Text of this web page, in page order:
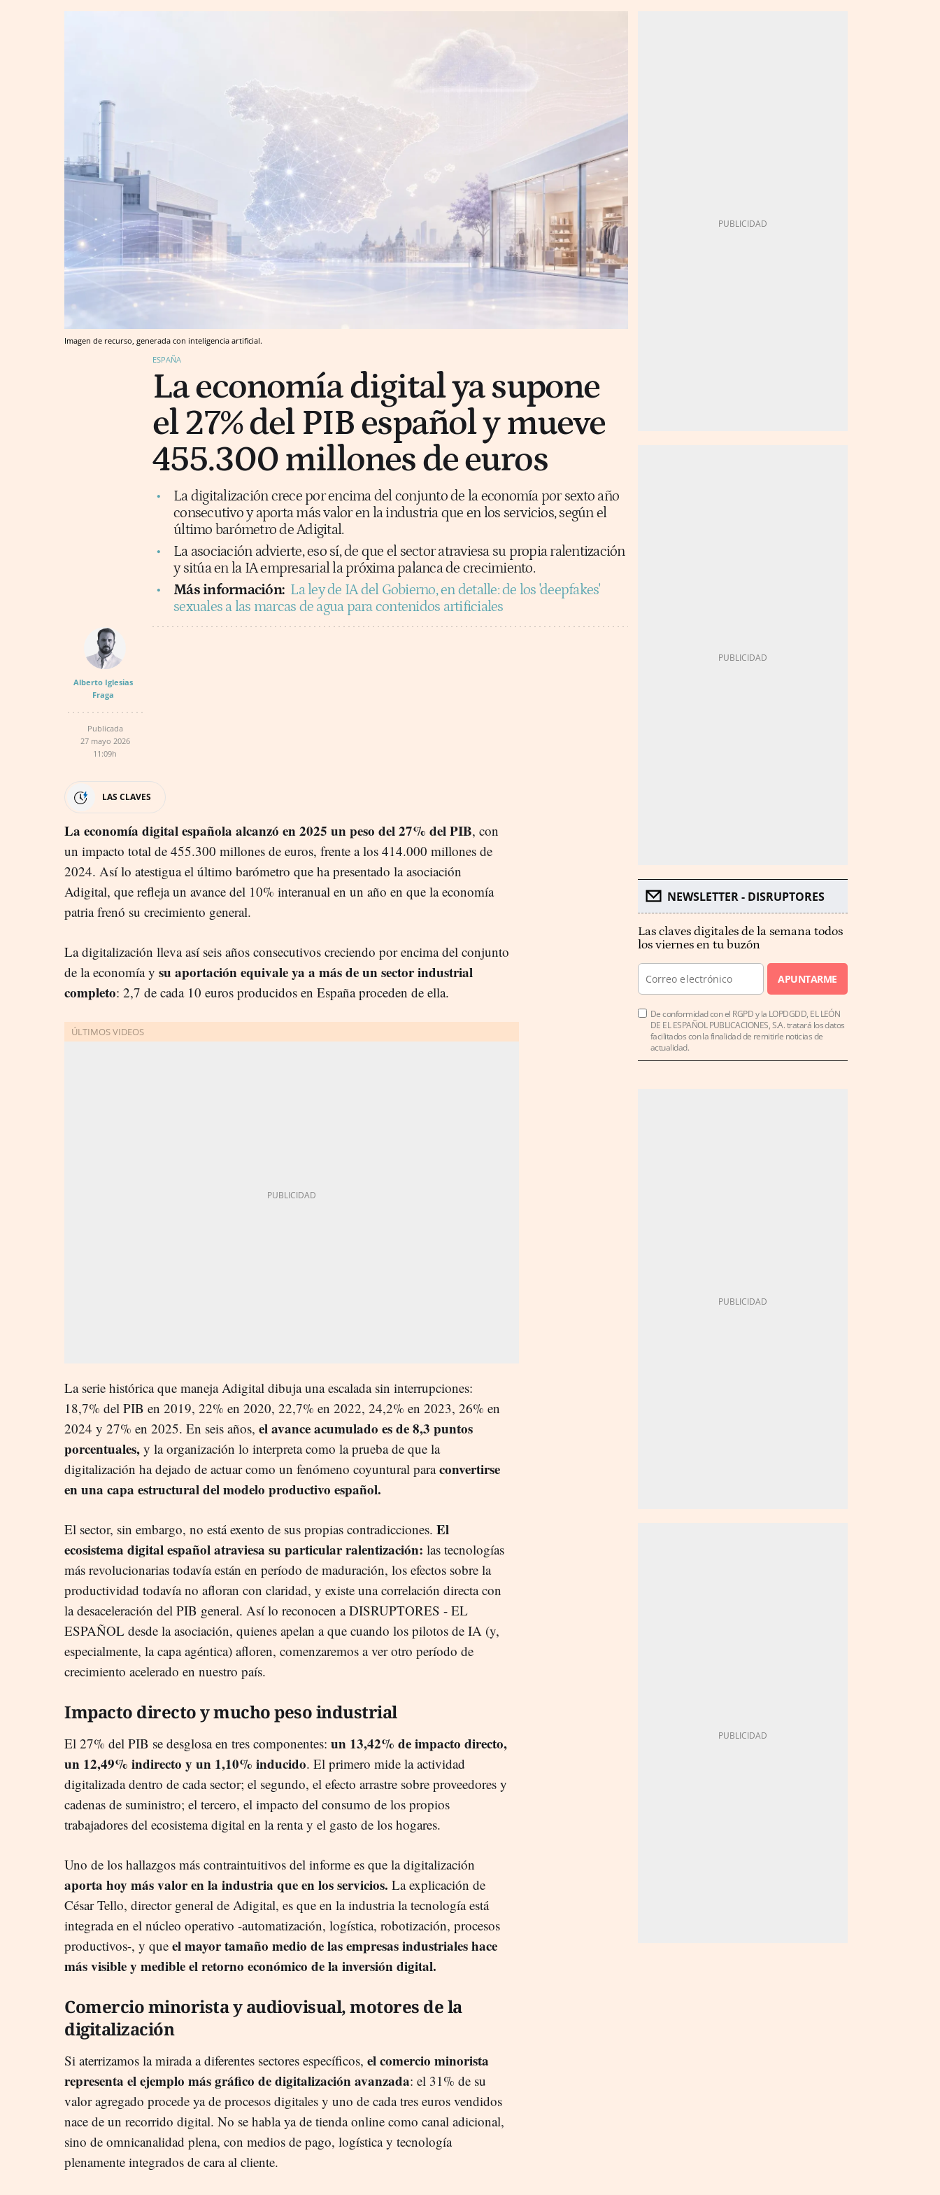
Imagen de recurso, generada con inteligencia artificial.
ESPAÑA
La economía digital ya supone
el 27% del PIB español y mueve
455.300 millones de euros
La digitalización crece por encima del conjunto de la economía por sexto año
consecutivo y aporta más valor en la industria que en los servicios, según el
último barómetro de Adigital.
La asociación advierte, eso sí, de que el sector atraviesa su propia ralentización
y sitúa en la IA empresarial la próxima palanca de crecimiento.
Más información: La ley de IA del Gobierno, en detalle: de los 'deepfakes'
sexuales a las marcas de agua para contenidos artificiales
Alberto Iglesias
Fraga
Publicada
27 mayo 2026
11:09h
LAS CLAVES
La economía digital española alcanzó en 2025 un peso del 27% del PIB, con
un impacto total de 455.300 millones de euros, frente a los 414.000 millones de
2024. Así lo atestigua el último barómetro que ha presentado la asociación
Adigital, que refleja un avance del 10% interanual en un año en que la economía
patria frenó su crecimiento general.
La digitalización lleva así seis años consecutivos creciendo por encima del conjunto
de la economía y su aportación equivale ya a más de un sector industrial
completo: 2,7 de cada 10 euros producidos en España proceden de ella.
La serie histórica que maneja Adigital dibuja una escalada sin interrupciones:
18,7% del PIB en 2019, 22% en 2020, 22,7% en 2022, 24,2% en 2023, 26% en
2024 y 27% en 2025. En seis años, el avance acumulado es de 8,3 puntos
porcentuales, y la organización lo interpreta como la prueba de que la
digitalización ha dejado de actuar como un fenómeno coyuntural paraconvertirse
en una capa estructural del modelo productivo español.
El sector, sin embargo, no está exento de sus propias contradicciones. El
ecosistema digital español atraviesa su particular ralentización: las tecnologías
más revolucionarias todavía están en período de maduración, los efectos sobre la
productividad todavía no afloran con claridad, y existe una correlación directa con
la desaceleración del PIB general. Así lo reconocen a DISRUPTORES - EL
ESPAÑOL desde la asociación, quienes apelan a que cuando los pilotos de IA (y,
especialmente, la capa agéntica) afloren, comenzaremos a ver otro período de
crecimiento acelerado en nuestro país.
Impacto directo y mucho peso industrial
El 27% del PIB se desglosa en tres componentes: un 13,42% de impacto directo,
un 12,49% indirecto y un 1,10% inducido. El primero mide la actividad
digitalizada dentro de cada sector; el segundo, el efecto arrastre sobre proveedores y
cadenas de suministro; el tercero, el impacto del consumo de los propios
trabajadores del ecosistema digital en la renta y el gasto de los hogares.
Uno de los hallazgos más contraintuitivos del informe es que la digitalización
aporta hoy más valor en la industria que en los servicios. La explicación de
César Tello, director general de Adigital, es que en la industria la tecnología está
integrada en el núcleo operativo -automatización, logística, robotización, procesos
productivos-, y que el mayor tamaño medio de las empresas industriales hace
más visible y medible el retorno económico de la inversión digital.
Comercio minorista y audiovisual, motores de la
digitalización
Si aterrizamos la mirada a diferentes sectores específicos, el comercio minorista
representa el ejemplo más gráfico de digitalización avanzada: el 31% de su
valor agregado procede ya de procesos digitales y uno de cada tres euros vendidos
nace de un recorrido digital. No se habla ya de tienda online como canal adicional,
sino de omnicanalidad plena, con medios de pago, logística y tecnología
plenamente integrados de cara al cliente.
NEWSLETTER - DISRUPTORES
Las claves digitales de la semana todos
los viernes en tu buzón
APUNTARME
De conformidad con el RGPD y la LOPDGDD, EL LEÓN
DE EL ESPAÑOL PUBLICACIONES, S.A. tratará los datos
facilitados con la finalidad de remitirle noticias de
actualidad.